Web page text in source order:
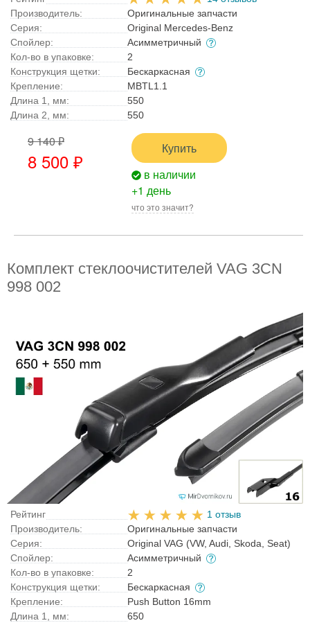
Производитель:
Оригинальные запчасти
Серия:
Original Mercedes-Benz
Спойлер:
Асимметричный
Кол-во в упаковке:
2
Конструкция щетки:
Бескаркасная
Крепление:
MBTL1.1
Длина 1, мм:
550
Длина 2, мм:
550
9 140 ₽
8 500 ₽
Купить
в наличии
+1 день
что это значит?
Комплект стеклоочистителей VAG 3CN
998 002
Рейтинг
1 отзыв
Производитель:
Оригинальные запчасти
Серия:
Original VAG (VW, Audi, Skoda, Seat)
Спойлер:
Асимметричный
Кол-во в упаковке:
2
Конструкция щетки:
Бескаркасная
Крепление:
Push Button 16mm
Длина 1, мм:
650